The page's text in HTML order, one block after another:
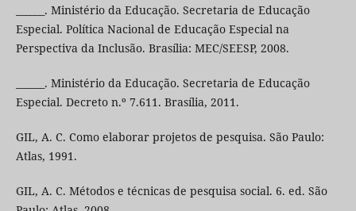
______. Ministério da Educação. Secretaria de Educação
Especial. Política Nacional de Educação Especial na
Perspectiva da Inclusão. Brasília: MEC/SEESP, 2008.
______. Ministério da Educação. Secretaria de Educação
Especial. Decreto n.º 7.611. Brasília, 2011.
GIL, A. C. Como elaborar projetos de pesquisa. São Paulo:
Atlas, 1991.
GIL, A. C. Métodos e técnicas de pesquisa social. 6. ed. São